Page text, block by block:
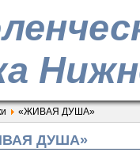
«ЖИВАЯ ДУША»
ДУША»